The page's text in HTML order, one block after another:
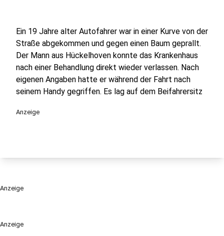
Anzeige
Ein 19 Jahre alter Autofahrer war in einer Kurve von der
Straße abgekommen und gegen einen Baum geprallt.
Der Mann aus Hückelhoven konnte das Krankenhaus
nach einer Behandlung direkt wieder verlassen. Nach
eigenen Angaben hatte er während der Fahrt nach
seinem Handy gegriffen. Es lag auf dem Beifahrersitz
Anzeige
Anzeige